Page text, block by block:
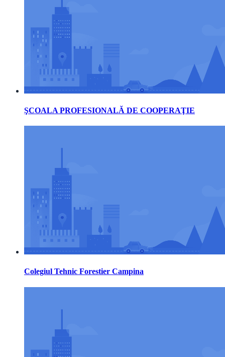
ŞCOALA PROFESIONALĂ DE COOPERAŢIE
Colegiul Tehnic Forestier Campina